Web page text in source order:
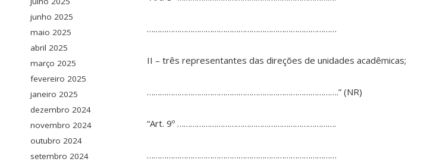
junho 2025
maio 2025
abril 2025
março 2025
fevereiro 2025
janeiro 2025
dezembro 2024
novembro 2024
outubro 2024
setembro 2024
……………………………………………………………………………
II – três representantes das direções de unidades acadêmicas;
…………………………………………………………………………….” (NR)
“Art. 9º ……………………………………………………………….
……………………………………………………………………………